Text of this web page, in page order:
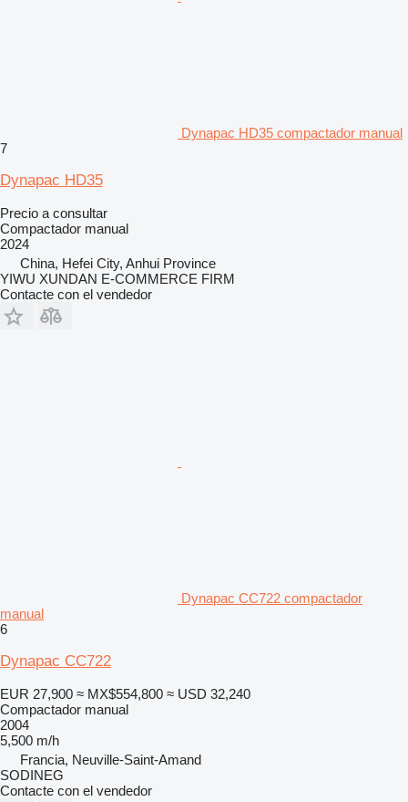
Dynapac HD35 compactador manual
7
Dynapac HD35
Precio a consultar
Compactador manual
2024
China, Hefei City, Anhui Province
YIWU XUNDAN E-COMMERCE FIRM
Contacte con el vendedor
Dynapac CC722 compactador
manual
6
Dynapac CC722
EUR 27,900 ≈ MX$554,800 ≈ USD 32,240
Compactador manual
2004
5,500 m/h
Francia, Neuville-Saint-Amand
SODINEG
Contacte con el vendedor